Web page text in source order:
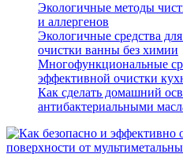
Экологичные методы
и аллергенов
Экологичные средства
очистки ванны без химии
Многофункциональные
эффективной очистки
Как сделать домашний
антибактериальными